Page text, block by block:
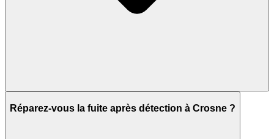
Réparez-vous la fuite après détection à Crosne ?